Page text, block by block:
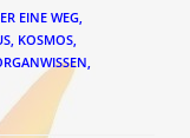
EINE WEG,
, KOSMOS,
,